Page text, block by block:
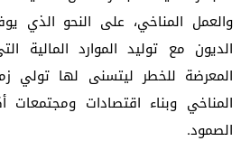
والعمل المناخي، على النحو الذي
الديون مع توليد الموارد المالية
المعرضة للخطر ليتسنى لها تولي
المناخي وبناء اقتصادات ومجتمعات
الصمود.